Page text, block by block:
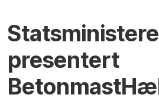
presentert